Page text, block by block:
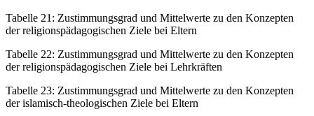
Tabelle 21: Zustimmungsgrad und Mittelwerte zu den Konzepten
der religionspädagogischen Ziele bei Eltern
Tabelle 22: Zustimmungsgrad und Mittelwerte zu den Konzepten
der religionspädagogischen Ziele bei Lehrkräften
Tabelle 23: Zustimmungsgrad und Mittelwerte zu den Konzepten
der islamisch-theologischen Ziele bei Eltern